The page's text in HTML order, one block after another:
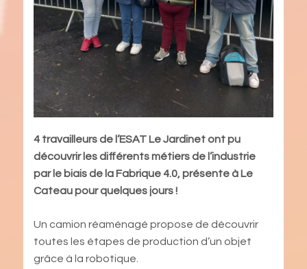
4 travailleurs de l’ESAT Le Jardinet ont pu
découvrir les différents métiers de l’industrie
par le biais de la Fabrique 4.0, présente à Le
Cateau pour quelques jours !
Un camion réaménagé propose de découvrir
toutes les étapes de production d’un objet
grâce à la robotique.